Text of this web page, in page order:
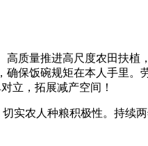
质量推进高尺度农田扶植
保饭碗规矩在本人手里。
立，拓展减产空间！
农人种粮积极性。持续